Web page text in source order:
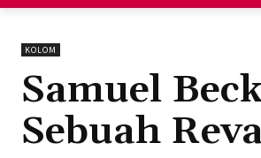
KOLOM
Samuel
Sebuah